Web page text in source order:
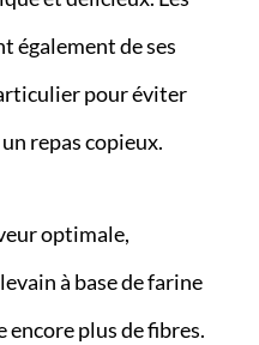
également de ses
pour éviter
repas copieux.
optimale,
à base de farine
plus de fibres.